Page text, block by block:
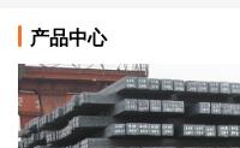
产品中心